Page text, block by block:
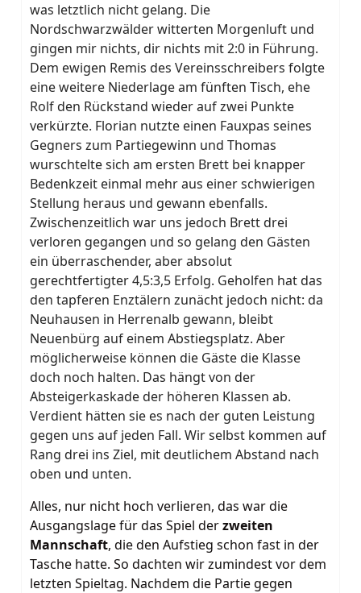
was letztlich nicht gelang. Die
Nordschwarzwälder witterten Morgenluft und
gingen mir nichts, dir nichts mit 2:0 in Führung.
Dem ewigen Remis des Vereinsschreibers folgte
eine weitere Niederlage am fünften Tisch, ehe
Rolf den Rückstand wieder auf zwei Punkte
verkürzte. Florian nutzte einen Fauxpas seines
Gegners zum Partiegewinn und Thomas
wurschtelte sich am ersten Brett bei knapper
Bedenkzeit einmal mehr aus einer schwierigen
Stellung heraus und gewann ebenfalls.
Zwischenzeitlich war uns jedoch Brett drei
verloren gegangen und so gelang den Gästen
ein überraschender, aber absolut
gerechtfertigter 4,5:3,5 Erfolg. Geholfen hat das
den tapferen Enztälern zunächt jedoch nicht: da
Neuhausen in Herrenalb gewann, bleibt
Neuenbürg auf einem Abstiegsplatz. Aber
möglicherweise können die Gäste die Klasse
doch noch halten. Das hängt von der
Absteigerkaskade der höheren Klassen ab.
Verdient hätten sie es nach der guten Leistung
gegen uns auf jeden Fall. Wir selbst kommen auf
Rang drei ins Ziel, mit deutlichem Abstand nach
oben und unten.
Alles, nur nicht hoch verlieren, das war die
Ausgangslage für das Spiel derzweiten
Mannschaft, die den Aufstieg schon fast in der
Tasche hatte. So dachten wir zumindest vor dem
letzten Spieltag. Nachdem die Partie gegen